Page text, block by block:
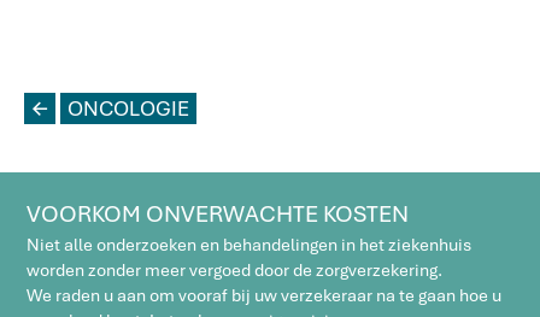
L ONCOLOGIE
VOORKOM ONVERWACHTE KOSTEN
Niet alle onderzoeken en behandelingen in het ziekenhuis
worden zonder meer vergoed door de zorgverzekering.
We raden u aan om vooraf bij uw verzekeraar na te gaan hoe u